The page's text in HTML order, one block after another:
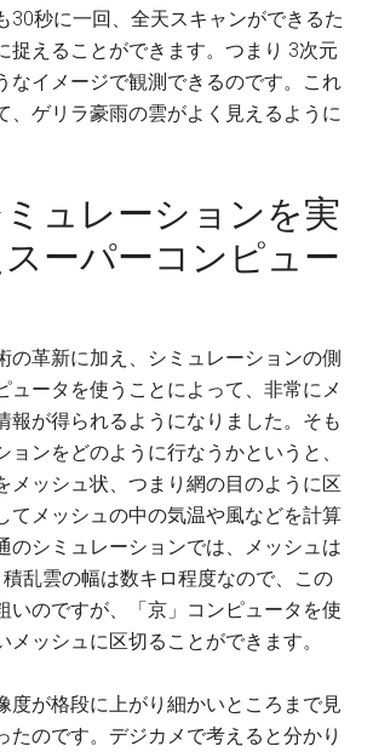
30秒に一回、全天スキャンができるた
捉えることができます。つまり 3次元
なイメージで観測できるのです。これ
、ゲリラ豪雨の雲がよく見えるように
ュレーションを実
ーパーコンピュー
の革新に加え、シミュレーションの側
ュータを使うことによって、非常にメ
報が得られるようになりました。そも
ョンをどのように行なうかというと、
メッシュ状、つまり網の目のように区
てメッシュの中の気温や風などを計算
のシミュレーションでは、メッシュは
乱雲の幅は数キロ程度なので、この
いのですが、「京」コンピュータを使
メッシュに区切ることができます。
度が格段に上がり細かいところまで見
たのです。デジカメで考えると分かり